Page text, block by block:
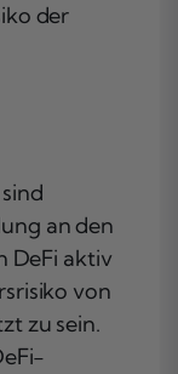
der
an den
DeFi aktiv
von
zu sein.